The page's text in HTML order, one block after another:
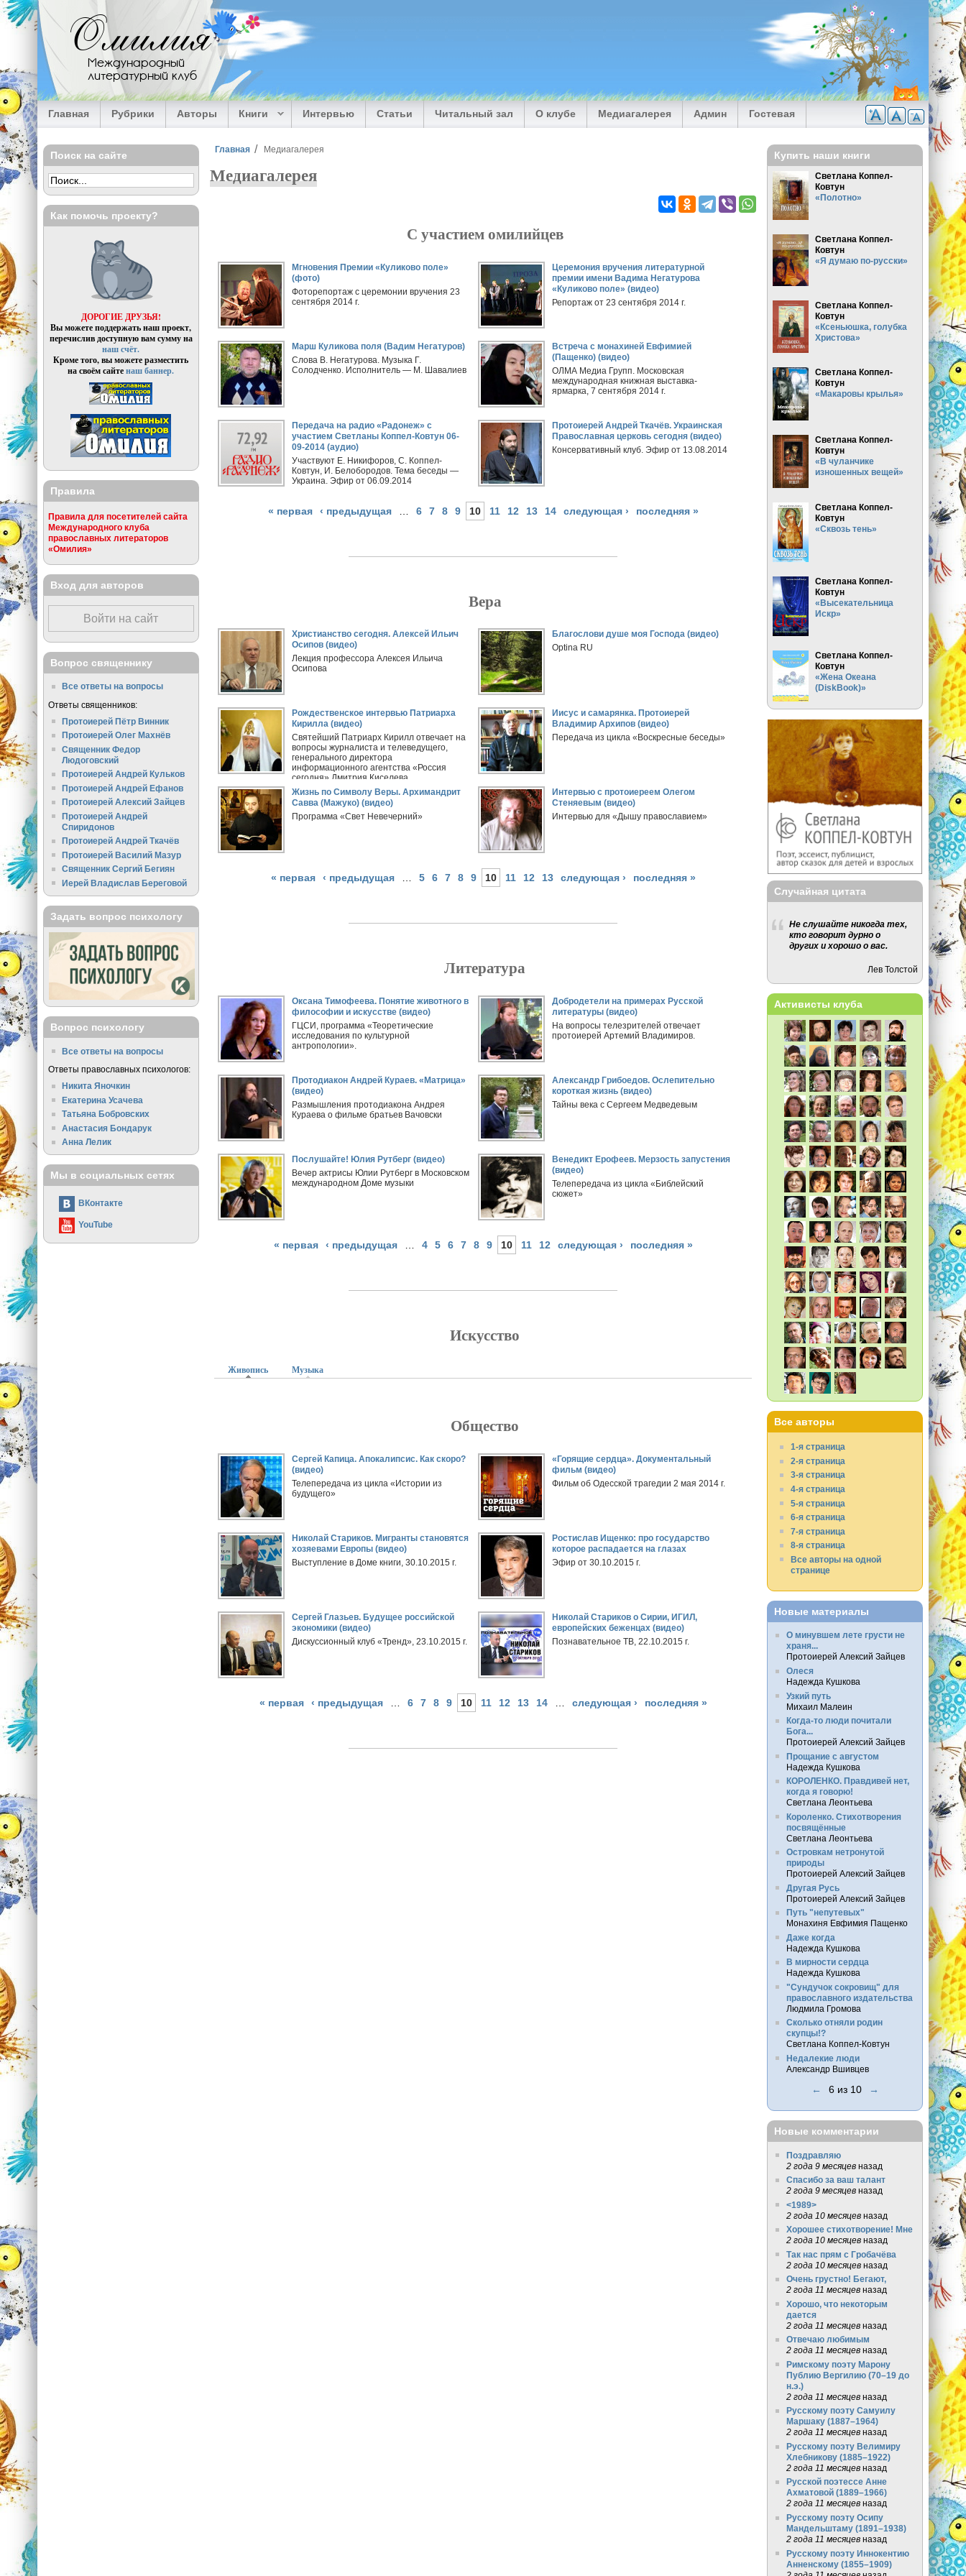
Перейти к основному содержанию
Омилия
Международный
литературный клуб
Главная Рубрики Авторы Книги Интервью Статьи Читальный зал О клубе Медиагалерея Админ Гостевая
Вы здесь
Главная Медиагалерея
Медиагалерея
С участием омилийцев
Мгновения Премии «Куликово поле»
(фото)
Фоторепортаж с церемонии вручения 23
сентября 2014 г.
Церемония вручения литературной
премии имени Вадима Негатурова
«Куликово поле» (видео)
Репортаж от 23 сентября 2014 г.
Марш Куликова поля (Вадим Негатуров)
Слова В. Негатурова. Музыка Г.
Солодченко. Исполнитель — М. Шавалиев
Встреча с монахиней Евфимией
(Пащенко) (видео)
ОЛМА Медиа Групп. Московская
международная книжная выставка-
ярмарка, 7 сентября 2014 г.
Передача на радио «Радонеж» с
участием Светланы Коппел-Ковтун 06-
09-2014 (аудио)
Участвуют Е. Никифоров, С. Коппел-
Ковтун, И. Белобородов. Тема беседы —
Украина. Эфир от 06.09.2014
Протоиерей Андрей Ткачёв. Украинская
Православная церковь сегодня (видео)
Консервативный клуб. Эфир от 13.08.2014
Страницы
« первая ‹ предыдущая 6 7 8 9 10 11 12 13 14 следующая › последняя »
Вера
Христианство сегодня. Алексей Ильич
Осипов (видео)
Лекция профессора Алексея Ильича
Осипова
Благослови душе моя Господа (видео)
Optina RU
Рождественское интервью Патриарха
Кирилла (видео)
Святейший Патриарх Кирилл отвечает на
вопросы журналиста и телеведущего,
генерального директора
информационного агентства «Россия
сегодня» Дмитрия Киселева
Иисус и самарянка. Протоиерей
Владимир Архипов (видео)
Передача из цикла «Воскресные беседы»
Жизнь по Символу Веры. Архимандрит
Савва (Мажуко) (видео)
Программа «Свет Невечерний»
Интервью с протоиереем Олегом
Стеняевым (видео)
Интервью для «Дышу православием»
Страницы
« первая ‹ предыдущая … 5 6 7 8 9 10 11 12 13 следующая › последняя »
Литература
Оксана Тимофеева. Понятие животного в
философии и искусстве (видео)
ГЦСИ, программа «Теоретические
исследования по культурной
антропологии».
Добродетели на примерах Русской
литературы (видео)
На вопросы телезрителей отвечает
протоиерей Артемий Владимиров.
Протодиакон Андрей Кураев. «Матрица»
(видео)
Размышления протодиакона Андрея
Кураева о фильме братьев Вачовски
Александр Грибоедов. Ослепительно
короткая жизнь (видео)
Тайны века с Сергеем Медведевым
Послушайте! Юлия Рутберг (видео)
Вечер актрисы Юлии Рутберг в Московском
международном Доме музыки
Венедикт Ерофеев. Мерзость запустения
(видео)
Телепередача из цикла «Библейский
сюжет»
Страницы
« первая ‹ предыдущая 4 5 6 7 8 9 10 11 12 следующая › последняя »
Искусство
Живопись(активная вкладка)
Музыка
Общество
Сергей Капица. Апокалипсис. Как скоро?
(видео)
Телепередача из цикла «Истории из
будущего»
«Горящие сердца». Документальный
фильм (видео)
Фильм об Одесской трагедии 2 мая 2014 г.
Николай Стариков. Мигранты становятся
хозяевами Европы (видео)
Выступление в Доме книги, 30.10.2015 г.
Ростислав Ищенко: про государство
которое распадается на глазах
Эфир от 30.10.2015 г.
Сергей Глазьев. Будущее российской
экономики (видео)
Дискуссионный клуб «Тренд», 23.10.2015 г.
Николай Стариков о Сирии, ИГИЛ,
европейских беженцах (видео)
Познавательное ТВ, 22.10.2015 г.
Страницы
« первая ‹ предыдущая 6 7 8 9 10 11 12 13 14 следующая › последняя »
Поиск на сайте
Как помочь проекту?
ДОРОГИЕ ДРУЗЬЯ!
Вы можете поддержать наш проект,
перечислив доступную вам сумму на
наш счёт.
Кроме того, вы можете разместить
на своём сайтенаш баннер.
Правила
Правила для посетителей сайта
Международного клуба
православных литераторов
«Омилия»
Вход для авторов
Войти на сайт
Вопрос священнику
Все ответы на вопросы
Ответы священников:
Протоиерей Пётр Винник
Протоиерей Олег Махнёв
Священник Федор
Людоговский
Протоиерей Андрей Кульков
Протоиерей Андрей Ефанов
Протоиерей Алексий Зайцев
Протоиерей Андрей
Спиридонов
Протоиерей Андрей Ткачёв
Протоиерей Василий Мазур
Священник Сергий Бегиян
Иерей Владислав Береговой
Задать вопрос психологу
Вопрос психологу
Все ответы на вопросы
Ответы православных психологов:
Никита Яночкин
Екатерина Усачева
Татьяна Бобровских
Анастасия Бондарук
Анна Лелик
Мы в социальных сетях
ВКонтакте
YouTube
Купить наши книги
Светлана Коппел-
Ковтун
«Полотно»
Светлана Коппел-
Ковтун
«Я думаю по-русски»
Светлана Коппел-
Ковтун
«Ксеньюшка, голубка
Христова»
Светлана Коппел-
Ковтун
«Макаровы крылья»
Светлана Коппел-
Ковтун
«В чуланчике
изношенных вещей»
Светлана Коппел-
Ковтун
«Сквозь тень»
Светлана Коппел-
Ковтун
«Высекательница
Искр»
Светлана Коппел-
Ковтун
«Жена Океана
(DiskBook)»
Случайная цитата
Не слушайте никогда тех,
кто говорит дурно о
других и хорошо о вас.
Лев Толстой
Активисты клуба
Все авторы
1-я страница
2-я страница
3-я страница
4-я страница
5-я страница
6-я страница
7-я страница
8-я страница
Все авторы на одной
странице
Новые материалы
О минувшем лете грусти не
храня...
Протоиерей Алексий Зайцев
Олеся
Надежда Кушкова
Узкий путь
Михаил Малеин
Когда-то люди почитали
Бога...
Протоиерей Алексий Зайцев
Прощание с августом
Надежда Кушкова
КОРОЛЕНКО. Правдивей нет,
когда я говорю!
Светлана Леонтьева
Короленко. Стихотворения
посвящённые
Светлана Леонтьева
Островкам нетронутой
природы
Протоиерей Алексий Зайцев
Другая Русь
Протоиерей Алексий Зайцев
Путь "непутевых"
Монахиня Евфимия Пащенко
Даже когда
Надежда Кушкова
В мирности сердца
Надежда Кушкова
"Сундучок сокровищ" для
православного издательства
Людмила Громова
Сколько отняли родин
скупцы!?
Светлана Коппел-Ковтун
Недалекие люди
Александр Вшивцев
← 6 из 10 →
Новые комментарии
Поздравляю
2 года 9 месяцевназад
Спасибо за ваш талант
2 года 9 месяцевназад
<1989>
2 года 10 месяцевназад
Хорошее стихотворение! Мне
2 года 10 месяцевназад
Так нас прям с Гробачёва
2 года 10 месяцевназад
Очень грустно! Бегают,
2 года 11 месяцевназад
Хорошо, что некоторым
дается
2 года 11 месяцевназад
Отвечаю любимым
2 года 11 месяцевназад
Римскому поэту Марону
Публию Вергилию (70–19 до
н.э.)
2 года 11 месяцевназад
Русскому поэту Самуилу
Маршаку (1887–1964)
2 года 11 месяцевназад
Русскому поэту Велимиру
Хлебникову (1885–1922)
2 года 11 месяцевназад
Русской поэтессе Анне
Ахматовой (1889–1966)
2 года 11 месяцевназад
Русскому поэту Осипу
Мандельштаму (1891–1938)
2 года 11 месяцевназад
Русскому поэту Иннокентию
Анненскому (1855–1909)